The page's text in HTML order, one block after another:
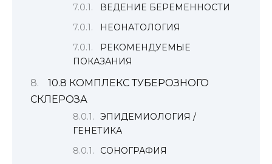
ВЕДЕНИЕ БЕРЕМЕННОСТИ
НЕОНАТОЛОГИЯ
РЕКОМЕНДУЕМЫЕ
ПОКАЗАНИЯ
10.8 КОМПЛЕКС ТУБЕРОЗНОГО
СКЛЕРОЗА
ЭПИДЕМИОЛОГИЯ /
ГЕНЕТИКА
СОНОГРАФИЯ